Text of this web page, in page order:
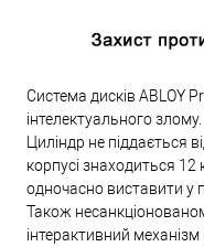
Система дисків ABLOY
інтелектуального злому.
Циліндр не піддається
корпусі знаходиться
одночасно виставити у
Також
інтерактивний